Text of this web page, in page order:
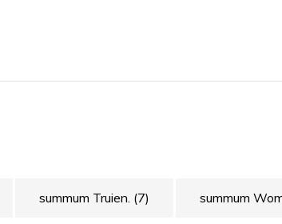
summum Truien. (7) summum